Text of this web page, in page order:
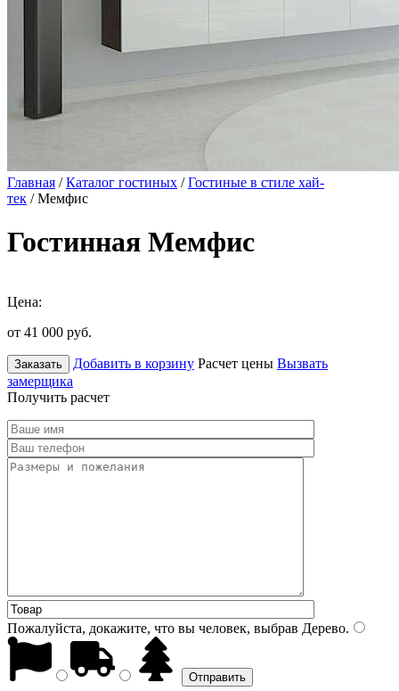
Главная /Каталог гостиных /Гостиные в стиле хай-
тек / Мемфис
Гостинная Мемфис
Цена:
от 41 000 руб.
Заказать Добавить в корзину Расчет цены Вызвать
замерщика
Получить расчет
Пожалуйста, докажите, что вы человек, выбрав Дерево.